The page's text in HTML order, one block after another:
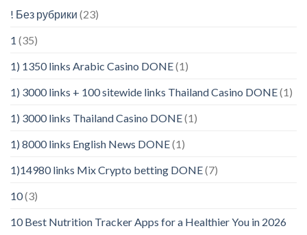
! Без рубрики (23)
1 (35)
1) 1350 links Arabic Casino DONE(1)
1) 3000 links + 100 sitewide links Thailand Casino DONE(1)
1) 3000 links Thailand Casino DONE(1)
1) 8000 links English News DONE(1)
1)14980 links Mix Crypto betting DONE(7)
10(3)
10 Best Nutrition Tracker Apps for a Healthier You in 2026